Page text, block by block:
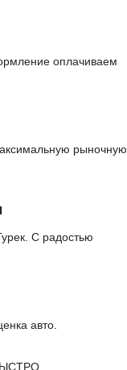
оплачиваем
рыночную
С радостью
авто.